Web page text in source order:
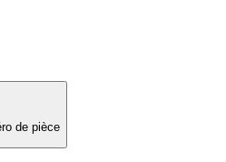
de pièce